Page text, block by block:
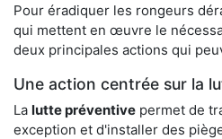
Pour éradiquer les rongeurs
qui mettent en œuvre le
deux principales actions qui
Une action centrée sur la
La lutte préventive permet de
exception et d'installer des